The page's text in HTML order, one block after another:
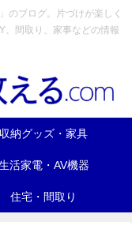
のブログ。片づけが楽しく
、間取り、家事などの情報
収納グッズ・家具
活家電・AV機器
住宅・間取り